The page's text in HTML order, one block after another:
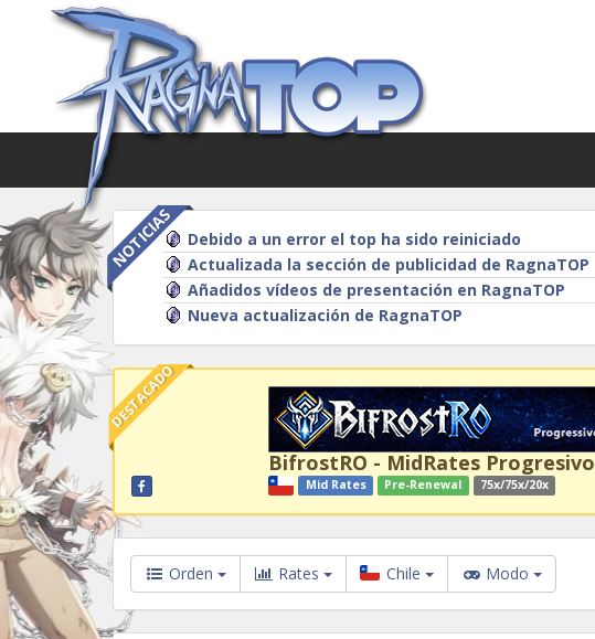
NOTICIAS Debido a un error el top ha sido reiniciado
Actualizada la sección de publicidad de RagnaTOP
Añadidos vídeos de presentación en RagnaTOP
Nueva actualización de RagnaTOP
DESTACADO
BifrostRO - MidRates Progresivo
Mid Rates Pre-Renewal 75x/75x/20x
Orden Rates Chile Modo